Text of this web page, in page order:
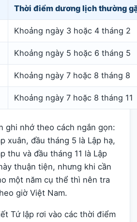
Thời điểm dương lịch thường
Khoảng ngày 3 hoặc 4 tháng 2
Khoảng ngày 5 hoặc 6 tháng 5
Khoảng ngày 7 hoặc 8 tháng 8
Khoảng ngày 7 hoặc 8 tháng 11
ghi nhớ theo cách ngắn gọn:
xuân, đầu tháng 5 là Lập hạ,
thu và đầu tháng 11 là Lập
thuận tiện, nhưng khi cần
một năm cụ thể thì nên tra
giờ Việt Nam.
Tứ lập rơi vào các thời điểm